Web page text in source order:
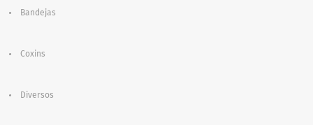
Bandejas
Coxins
Diversos